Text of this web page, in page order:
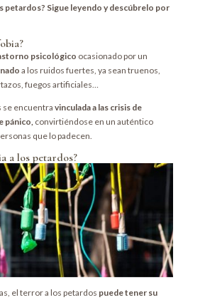
petardos? Sigue leyendo y descúbrelo por
psicológico ocasionado por un
a los ruidos fuertes, ya sean truenos,
fuegos artificiales…
se encuentra vinculada a las crisis de
pánico, convirtiéndose en un auténtico
que lo padecen.
a los petardos?
el terror a los petardos puede tener su